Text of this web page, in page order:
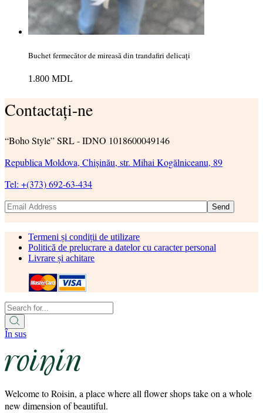
Buchet fermecător de mireasă din trandafiri delicați
1.800 MDL
Contactați-ne
“Boho Style” SRL - IDNO 1018600049146
Republica Moldova, Chișinău, str. Mihai Kogălniceanu, 89
Tel: +(373) 692-63-434
Send
Termeni și condiții de utilizare
Politică de prelucrare a datelor cu caracter personal
Livrare și achitare
În sus
Welcome to Roisin, a place where all flower shops take on a whole
new dimension of beautiful.